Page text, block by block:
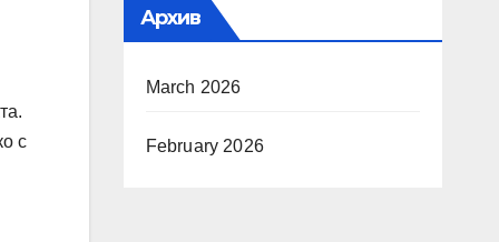
с
Архив
March 2026
February 2026